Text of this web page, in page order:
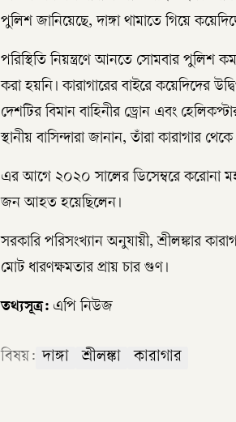
পুলিশ জানিয়েছে, দাঙ্গা থামাতে গিয়ে
পরিস্থিতি নিয়ন্ত্রণে আনতে সোমবার পুলিশ
করা হয়নি। কারাগারের বাইরে কয়েদিদের
দেশটির বিমান বাহিনীর ড্রোন এবং
স্থানীয় বাসিন্দারা জানান, তাঁরা কারাগার
এর আগে ২০২০ সালের ডিসেম্বরে করোনা
জন আহত হয়েছিলেন।
সরকারি পরিসংখ্যান অনুযায়ী, শ্রীলঙ্কার
মোট ধারণক্ষমতার প্রায় চার গুণ।
তথ্যসূত্র: এপি নিউজ
বিষয়: দাঙ্গা শ্রীলঙ্কা কারাগার